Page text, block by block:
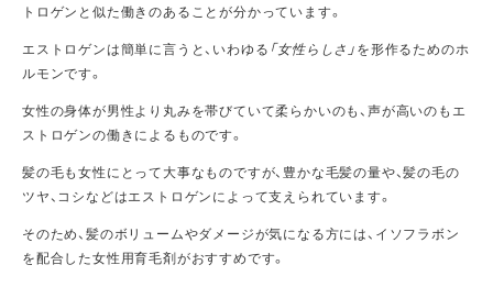
トロゲンと似た働きのあることが分かっています。
エストロゲンは簡単に言うと、いわゆる 「女性らしさ」を形作るためのホ
ルモンです。
女性の身体が男性より丸みを帯びていて柔らかいのも、声が高いのもエ
ストロゲンの働きによるものです。
髪の毛も女性にとって大事なものですが、豊かな毛髪の量や、髪の毛の
ツヤ、コシなどはエストロゲンによって支えられています。
そのため、髪のボリュームやダメージが気になる方には、イソフラボン
を配合した女性用育毛剤がおすすめです。